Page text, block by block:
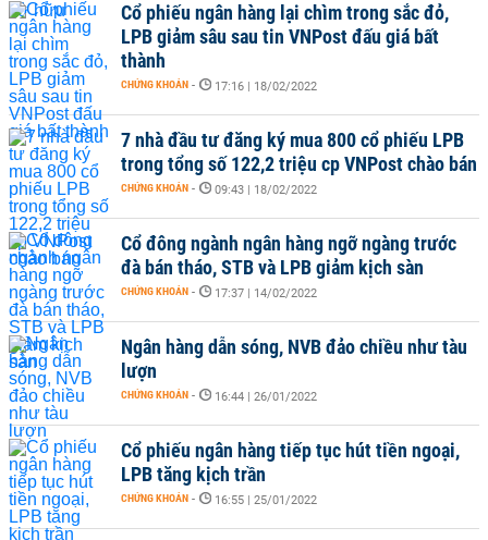
Cổ phiếu ngân hàng lại chìm trong sắc đỏ,
LPB giảm sâu sau tin VNPost đấu giá bất
thành
CHỨNG KHOÁN - 17:16 | 18/02/2022
7 nhà đầu tư đăng ký mua 800 cổ phiếu LPB
trong tổng số 122,2 triệu cp VNPost chào bán
CHỨNG KHOÁN - 09:43 | 18/02/2022
Cổ đông ngành ngân hàng ngỡ ngàng trước
đà bán tháo, STB và LPB giảm kịch sàn
CHỨNG KHOÁN - 17:37 | 14/02/2022
Ngân hàng dẫn sóng, NVB đảo chiều như tàu
lượn
CHỨNG KHOÁN - 16:44 | 26/01/2022
Cổ phiếu ngân hàng tiếp tục hút tiền ngoại,
LPB tăng kịch trần
CHỨNG KHOÁN - 16:55 | 25/01/2022